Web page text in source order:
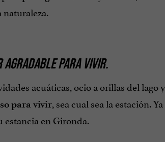
naturaleza.
AGRADABLE PARA VIVIR.
acuáticas, ocio a orillas del
para vivir, sea cual sea la estación.
estancia en Gironda.